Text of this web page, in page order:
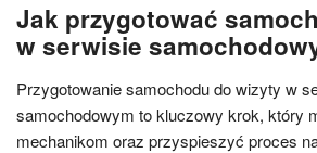
Jak przygotować
w serwisie
Przygotowanie samochodu do wizyty w
samochodowym to kluczowy krok, który
mechanikom oraz przyspieszyć proces